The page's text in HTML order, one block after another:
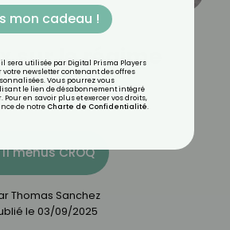
sur le régime
menus CROQ
Thomas Sanchez
le 03/09/2025
mon cadeau !
sera utilisée par Digital Prisma Players
votre newsletter contenant des offres
Vous pourrez vous
le lien de désabonnement intégré
Pour en savoir plus et exercer vos droits,
de notre Charte de Confidentialité.